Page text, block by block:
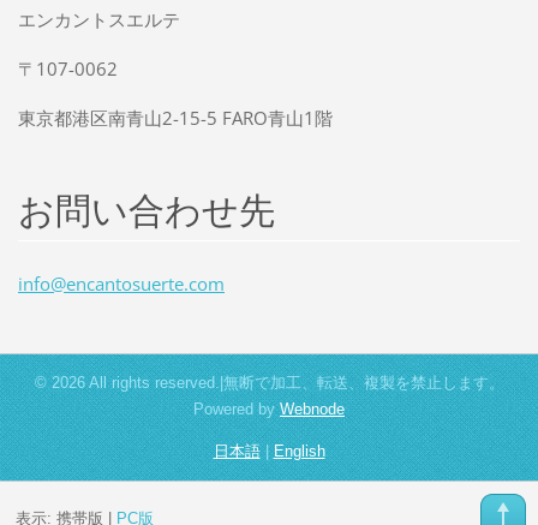
エンカントスエルテ
〒107-0062
東京都港区南青山2-15-5 FARO青山1階
お問い合わせ先
info@encantosuerte.com
© 2026 All rights reserved.|無断で加工、転送、複製を禁止します。
Powered byWebnode
日本語|English
表示: 携帯版 | PC版